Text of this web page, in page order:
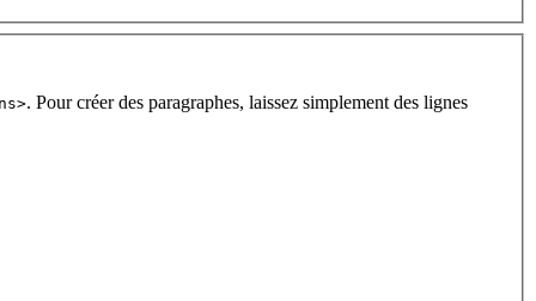
. Pour créer des paragraphes, laissez simplement des lignes